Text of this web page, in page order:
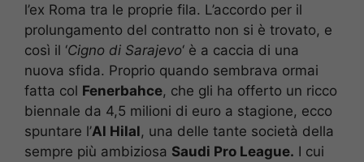
l’ex Roma tra le proprie fila. L’accordo per il
prolungamento del contratto non si è trovato, e
così il ‘Cigno di Sarajevo‘ è a caccia di una
nuova sfida. Proprio quando sembrava ormai
fatta col Fenerbahce, che gli ha offerto un ricco
biennale da 4,5 milioni di euro a stagione, ecco
spuntare l’Al Hilal, una delle tante società della
sempre più ambiziosa Saudi Pro League. I cui